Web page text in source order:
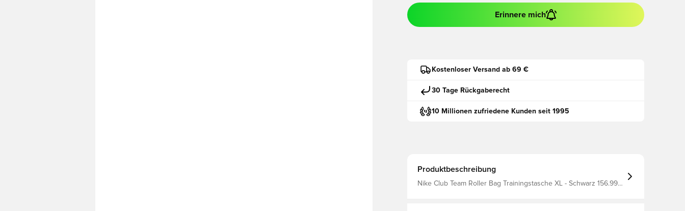
Erinnere mich
Kostenloser Versand ab 69 €
30 Tage Rückgaberecht
10 Millionen zufriedene Kunden seit 1995
Produktbeschreibung
Nike Club Team Roller Bag Trainingstasche XL - Schwarz 156.99